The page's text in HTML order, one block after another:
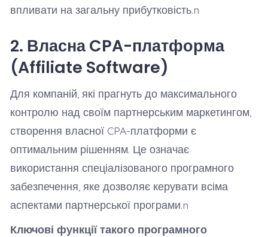
впливати на загальну прибутковість.n
2. Власна CPA-платформа
(Affiliate Software)
Для компаній, які прагнуть до максимального
контролю над своїм партнерським маркетингом,
створення власної CPA-платформи є
оптимальним рішенням. Це означає
використання спеціалізованого програмного
забезпечення, яке дозволяє керувати всіма
аспектами партнерської програми.n
Ключові функції такого програмного